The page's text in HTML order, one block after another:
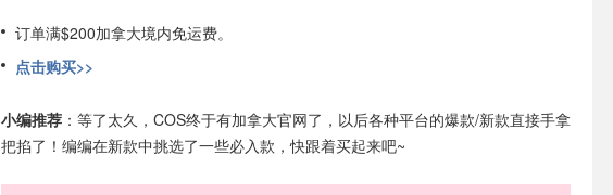
订单满$200加拿大境内免运费。
点击购买>>
小编推荐 ：等了太久，COS终于有加拿大官网了，以后各种平台的爆款/新款直接手拿
把掐了！编编在新款中挑选了一些必入款，快跟着买起来吧~